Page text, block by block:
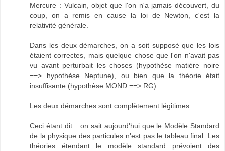
Mercure : Vulcain, objet que l'on n'a jamais découvert, du
coup, on a remis en cause la loi de Newton, c'est la
relativité générale.
Dans les deux démarches, on a soit supposé que les lois
étaient correctes, mais quelque chose que l'on n'avait pas
vu avant perturbait les choses (hypothèse matière noire
==> hypothèse Neptune), ou bien que la théorie était
insuffisante (hypothèse MOND ==> RG).
Les deux démarches sont complètement légitimes.
Ceci étant dit... on sait aujourd'hui que le Modèle Standard
de la physique des particules n'est pas le tableau final. Les
théories étendant le modèle standard prévoient des